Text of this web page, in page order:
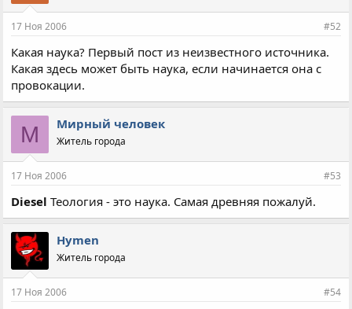
17 Ноя 2006 #52
Какая наука? Первый пост из неизвестного источника.
Какая здесь может быть наука, если начинается она с
провокации.
М Мирный человек
Житель города
17 Ноя 2006 #53
Diesel Теология - это наука. Самая древняя пожалуй.
Hymen
Житель города
17 Ноя 2006 #54